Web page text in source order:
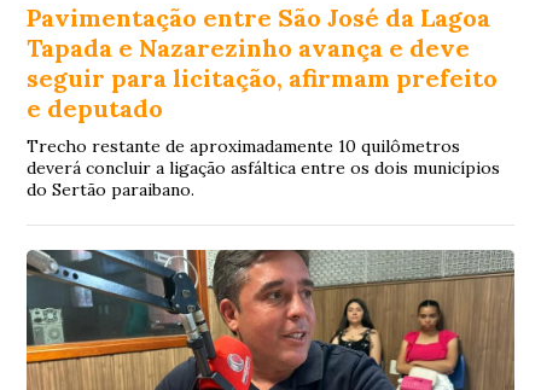
Pavimentação entre São José da Lagoa
Tapada e Nazarezinho avança e deve
seguir para licitação, afirmam prefeito
e deputado
Trecho restante de aproximadamente 10 quilômetros
deverá concluir a ligação asfáltica entre os dois municípios
do Sertão paraibano.